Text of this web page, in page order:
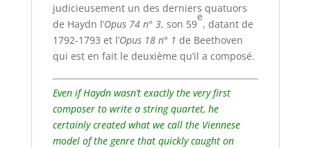
judicieusement un des derniers quatuors
de Haydn l’Opus 74 n° 3, son 59
e
, datant de
1792-1793 et l’Opus 18 n° 1 de Beethoven
qui est en fait le deuxième qu’il a composé.
Even if Haydn wasn’t exactly the very first
composer to write a string quartet, he
certainly created what we call the Viennese
model of the genre that quickly caught on